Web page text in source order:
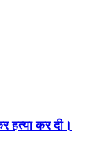
हत्या कर दी।